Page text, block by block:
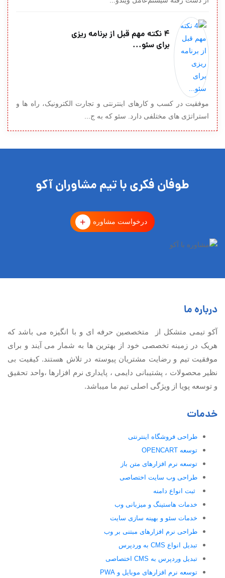
4 نکته مهم قبل از برنامه ریزی
برای سئو...
موفقیت در کسب و کارهای اینترنتی و تجارت الکترونیک، راه ها و
استراتژی های مختلفی دارد. سئو که به ج...
طوفان فکری با تیم مشاوران آکو
درخواست مشاوره
درباره ما
آكو تيمی متشکل از متخصصین حرفه ای و با انگیزه می باشد که
هریک در زمینه تخصصی خود از بهترین ها به شمار می آیند و برای
موفقیت تيم و رضایت مشتریان پیوسته در تلاش هستند. کیفیت بی
نظير محصولات ، پشتیبانی دايمی ، پایداری نرم افزارها ،واحد تحقیق
و توسعه پویا از ویژگی اصلی تیم ما میباشد.
خدمات
طراحی فروشگاه اینترنتی
توسعه OPENCART
توسعه نرم افزارهای متن باز
طراحی وب سایت اختصاصی
ثبت انواع دامنه
خدمات هاستینگ و میزبانی وب
خدمات سئو و بهینه سازی سایت
طراحی نرم افزارهای مبتنی بر وب
تبدیل انواع CMS به وردپرس
تبدیل وردپرس به CMS اختصاصی
توسعه نرم افزارهای موبایل و PWA